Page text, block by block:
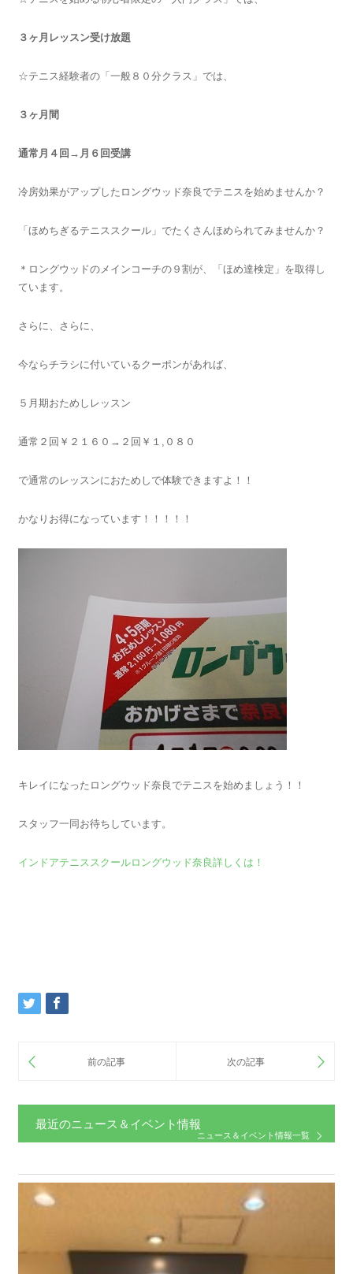
３ヶ月レッスン受け放題
☆テニス経験者の「一般８０分クラス」では、
３ヶ月間
通常月４回→ 月６回受講
冷房効果がアップしたロングウッド奈良でテニスを始めませんか？
「ほめちぎるテニススクール」でたくさんほめられてみませんか？
＊ロングウッドのメインコーチの９割が、「ほめ達検定」を取得し
ています。
さらに、さらに、
今ならチラシに付いているクーポンがあれば、
５月期おためしレッスン
通常２回￥２１６０→２回￥１,０８０
で通常のレッスンにおためしで体験できますよ！！
かなりお得になっています！！！！！
キレイになったロングウッド奈良でテニスを始めましょう！！
スタッフ一同お待ちしています。
インドアテニススクールロングウッド奈良詳しくは！
最近のニュース＆イベント情報
ニュース＆イベント情報一覧